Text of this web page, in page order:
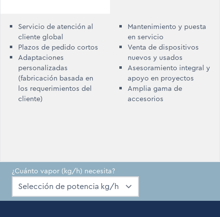
Servicio de atención al
cliente global
Plazos de pedido cortos
Adaptaciones
personalizadas
(fabricación basada en
los requerimientos del
cliente)
Mantenimiento y puesta
en servicio
Venta de dispositivos
nuevos y usados
Asesoramiento integral y
apoyo en proyectos
Amplia gama de
accesorios
¿Cuánto vapor (kg/h) necesita?